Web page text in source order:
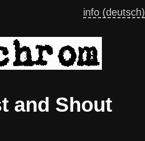
info (deutsch)
and Shout